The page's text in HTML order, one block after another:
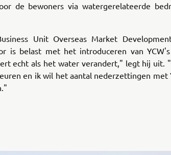
de bewoners via watergerelateerde
Unit Overseas Market
is belast met het introduceren van
echt als het water verandert," legt hij uit.
en ik wil het aantal nederzettingen met